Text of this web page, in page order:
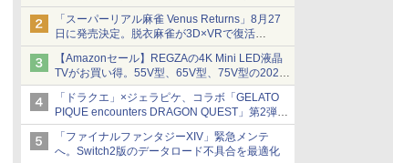
8月7日発売
「特製ガーリックマヨソース」を使用した超大
型チーズバーガー
「スーパーリアル麻雀 Venus Returns」8月27
日に発売決定。脱衣麻雀が3D×VRで復活
発売から2週間は20%オフになるセールが実施
【Amazonセール】REGZAの4K Mini LED液晶
TVがお買い得。55V型、65V型、75V型の2026
年モデルがラインナップ
「ドラクエ」×ジェラピケ、コラボ「GELATO
PIQUE encounters DRAGON QUEST」第2弾が
本日発売
アイスカップに入ったスライムやわたぼう、ベ
ビーサタンなどがオリジナルアートで登場
「ファイナルファンタジーXIV」緊急メンテ
へ。Switch2版のデータロード不具合を最適化